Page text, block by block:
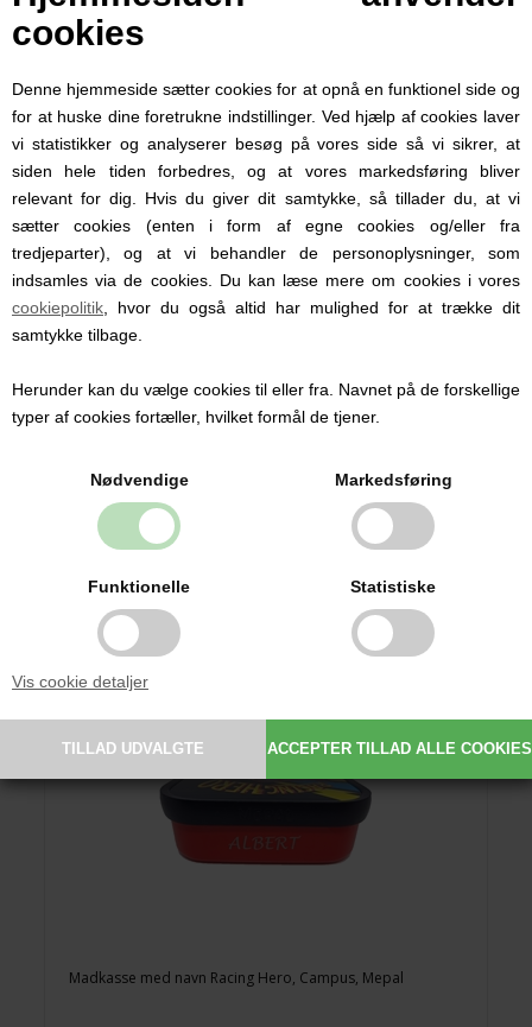
cookies
Denne hjemmeside sætter cookies for at opnå en funktionel side og
for at huske dine foretrukne indstillinger. Ved hjælp af cookies laver
vi statistikker og analyserer besøg på vores side så vi sikrer, at
siden hele tiden forbedres, og at vores markedsføring bliver
relevant for dig. Hvis du giver dit samtykke, så tillader du, at vi
sætter cookies (enten i form af egne cookies og/eller fra
tredjeparter), og at vi behandler de personoplysninger, som
indsamles via de cookies. Du kan læse mere om cookies i vores
cookiepolitik , hvor du også altid har mulighed for at trække dit
samtykke tilbage.
Herunder kan du vælge cookies til eller fra. Navnet på de forskellige
typer af cookies fortæller, hvilket formål de tjener.
Nødvendige Markedsføring
Funktionelle Statistiske
Vis cookie detaljer
Madkasse med navn Campus Jungle, Mepal
139,00 DKK
Madkasse med navn Racing Hero, Campus, Mepal